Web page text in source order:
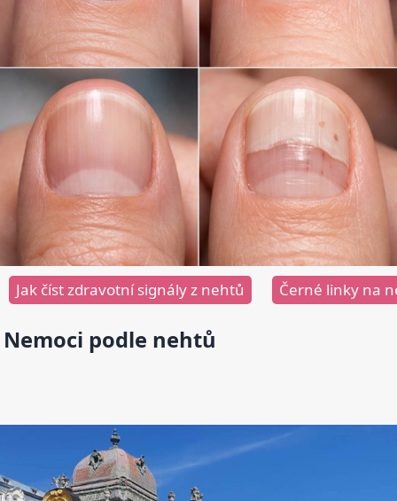
Jak číst zdravotní signály z nehtů Černé linky na
Nemoci podle nehtů